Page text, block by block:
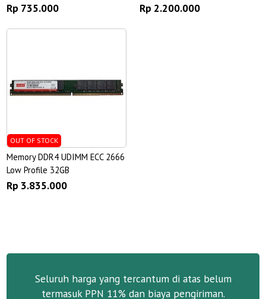
Rp 735.000 Rp 2.200.000
OUT OF STOCK
Memory DDR4 UDIMM ECC 2666
Low Profile 32GB
Rp 3.835.000
Seluruh harga yang tercantum di atas belum
termasuk PPN 11% dan biaya pengiriman.